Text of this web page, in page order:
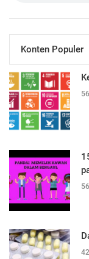
Konten Populer